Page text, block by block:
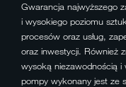
Gwarancja najwyższego
i wysokiego poziomu
procesów oraz usług,
oraz inwestycji. Również
wysoką niezawodnością i
pompy wykonany jest ze